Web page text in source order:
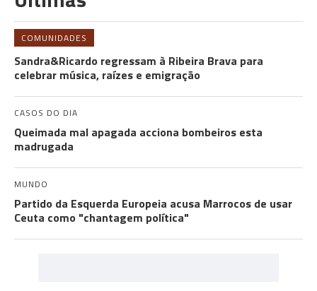
COMUNIDADES
Sandra&Ricardo regressam à Ribeira Brava para
celebrar música, raízes e emigração
CASOS DO DIA
Queimada mal apagada acciona bombeiros esta
madrugada
MUNDO
Partido da Esquerda Europeia acusa Marrocos de usar
Ceuta como "chantagem política"